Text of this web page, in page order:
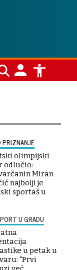
PRIZNANJE
olimpijski
odlučio:
Miran
najbolji je
sportaš u
U GRADU
u petak u
"Prvi